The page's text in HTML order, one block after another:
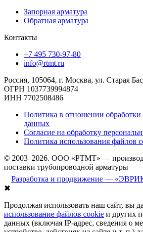
Запорная арматура
Обратная арматура
Контакты
+7 495 730-97-80
info@rtmt.ru
Россия, 105064, г. Москва, ул. Старая
ОГРН 1037739994874
ИНН 7702508486
Политика в отношении обработки
данных
Согласие на обработку
Политика использования файлов
© 2003–2026. ООО «РТМТ» —
поставки трубопроводной арматуры
Разработка и продвижение —
✖
Продолжая использовать наш сайт, вы
использование файлов cookie и других
данных (включая IP-адрес, сведения о